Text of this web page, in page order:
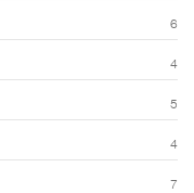
6
4
5
4
7